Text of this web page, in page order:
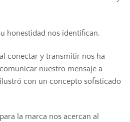
honestidad nos identifican.
conectar y transmitir nos ha
nuestro mensaje a
con un concepto sofisticado
la marca nos acercan al